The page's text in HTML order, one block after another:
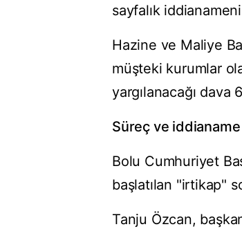
sayfalık
Hazine ve Maliye
müşteki kurumlar
yargılanacağı
Süreç ve iddianame
Bolu Cumhuriyet
başlatılan "irtikap"
Tanju Özcan,